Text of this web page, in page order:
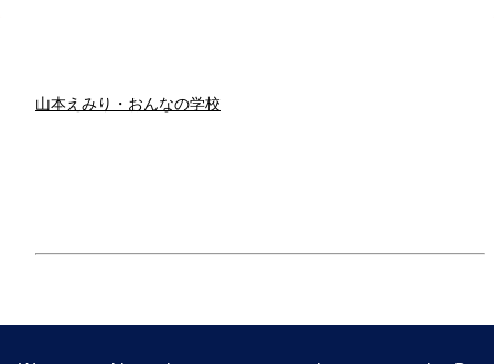
山本えみり・おんなの学校